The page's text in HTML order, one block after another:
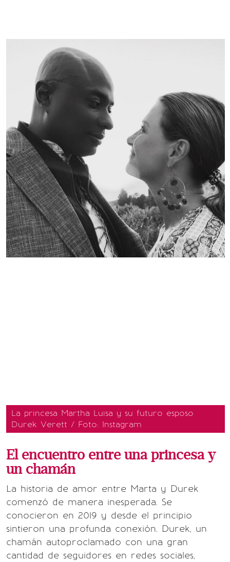
La princesa Martha Luisa y su futuro esposo
Durek Verett / Foto: Instagram
El encuentro entre una princesa y
un chamán
La historia de amor entre Marta y Durek
comenzó de manera inesperada. Se
conocieron en 2019 y desde el principio
sintieron una profunda conexión. Durek, un
chamán autoproclamado con una gran
cantidad de seguidores en redes sociales,